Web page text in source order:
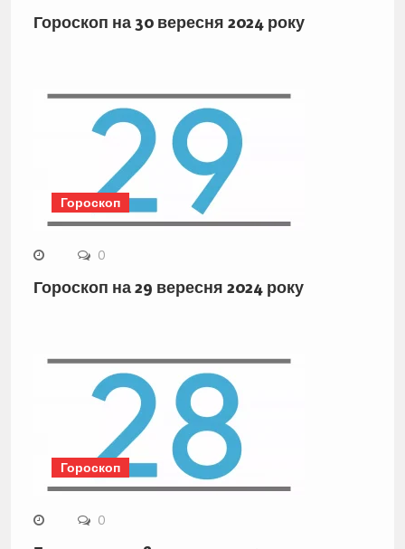
Гороскоп на 30 вересня 2024 року
Гороскоп
0
Гороскоп на 29 вересня 2024 року
Гороскоп
0